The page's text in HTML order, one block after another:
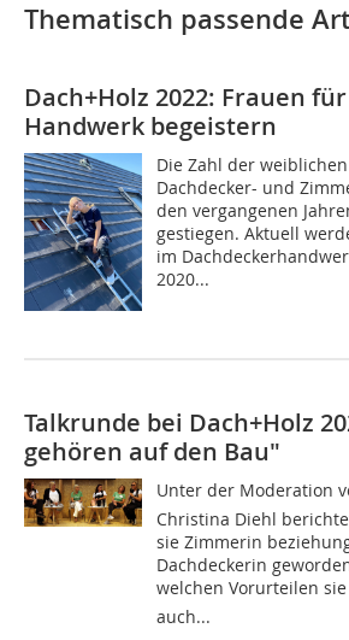
Thematisch passende
Dach+Holz 2022: Frauen
Handwerk begeistern
Die Zahl der
Dachdecker- und
den vergangenen
gestiegen. Aktuell
im
2020...
Talkrunde bei Dach+Holz
gehören auf den Bau"
Unter der Moderation
Christina Diehl
sie Zimmerin
Dachdeckerin
welchen Vorurteilen sie
auch...